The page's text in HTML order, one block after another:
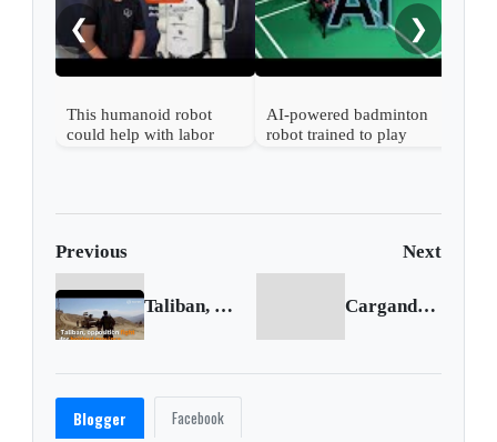
❮
This humanoid robot
could help with labor
AI-powered badminton
robot trained to play
❯
Previous Next
Taliban, opposition fight for holdout province Cargando siguiente...
Blogger Facebook